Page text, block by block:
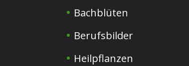
Bachblüten
Berufsbilder
Heilpflanzen